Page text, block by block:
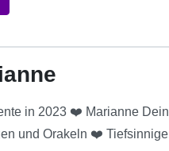
in 2023 ❤️ Marianne
und Orakeln ❤️